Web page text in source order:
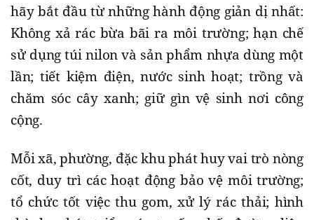
hãy bắt đầu từ những hành động giản dị nhất:
Không xả rác bừa bãi ra môi trường; hạn chế
sử dụng túi nilon và sản phẩm nhựa dùng một
lần; tiết kiệm điện, nước sinh hoạt; trồng và
chăm sóc cây xanh; giữ gìn vệ sinh nơi công
cộng.
Mỗi xã, phường, đặc khu phát huy vai trò nòng
cốt, duy trì các hoạt động bảo vệ môi trường;
tổ chức tốt việc thu gom, xử lý rác thải; hình